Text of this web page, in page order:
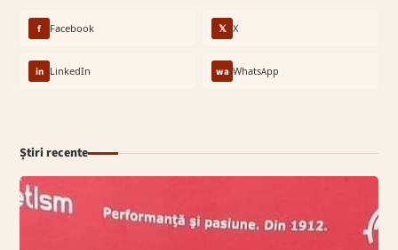
f Facebook 𝕏 X
in LinkedIn wa WhatsApp
Știri recente